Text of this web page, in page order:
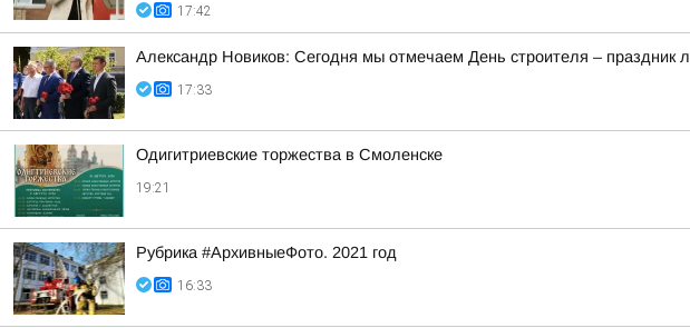
17:42
Александр Новиков: Сегодня мы отмечаем День строителя – праздник
17:33
Одигитриевские торжества в Смоленске
19:21
Рубрика #АрхивныеФото. 2021 год
16:33